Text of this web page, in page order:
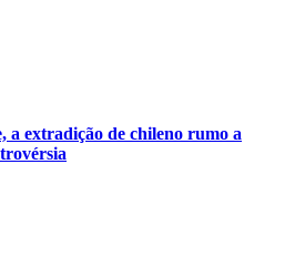
a extradição de chileno rumo a